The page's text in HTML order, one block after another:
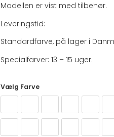
Modellen er vist med tilbehør.
Leveringstid:
Standardfarve, på lager i
Specialfarver: 13 – 15 uger.
Farve